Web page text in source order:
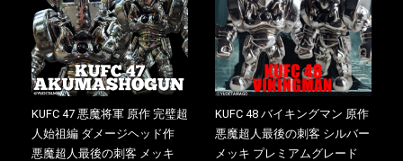
KUFC 47 悪魔将軍 原作 完璧超
人始祖編 ダメージヘッド作
悪魔超人最後の刺客 メッキ
KUFC 48 バイキングマン 原作
悪魔超人最後の刺客 シルバー
メッキ プレミアムグレード